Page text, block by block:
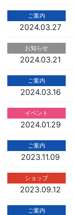
ご案内
2024.03.27
お知らせ
2024.03.21
ご案内
2024.03.16
イベント
2024.01.29
ご案内
2023.11.09
ショップ
2023.09.12
ご案内